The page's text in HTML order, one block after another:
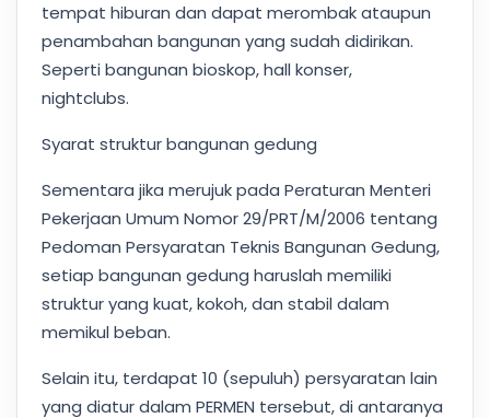
tempat hiburan dan dapat merombak ataupun
penambahan bangunan yang sudah didirikan.
Seperti bangunan bioskop, hall konser,
nightclubs.
Syarat struktur bangunan gedung
Sementara jika merujuk pada Peraturan Menteri
Pekerjaan Umum Nomor 29/PRT/M/2006 tentang
Pedoman Persyaratan Teknis Bangunan Gedung,
setiap bangunan gedung haruslah memiliki
struktur yang kuat, kokoh, dan stabil dalam
memikul beban.
Selain itu, terdapat 10 (sepuluh) persyaratan lain
yang diatur dalam PERMEN tersebut, di antaranya